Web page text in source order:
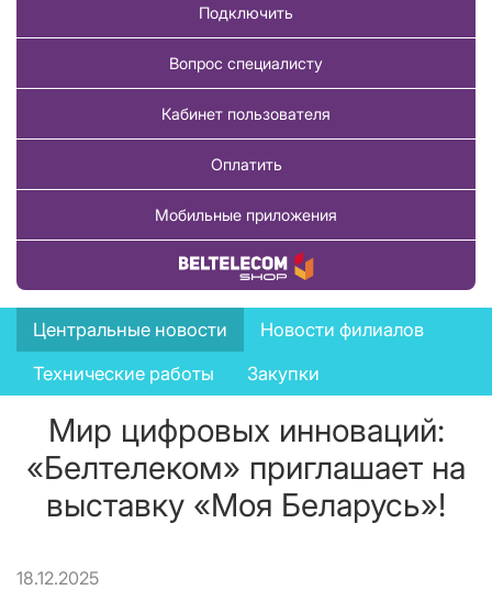
Подключить
Вопрос специалисту
Кабинет пользователя
Оплатить
Мобильные приложения
Купить товар
News
menu
Центральные новости
Новости филиалов
Технические работы
Закупки
Мир цифровых инноваций:
«Белтелеком» приглашает на
выставку «Моя Беларусь»!
18.12.2025